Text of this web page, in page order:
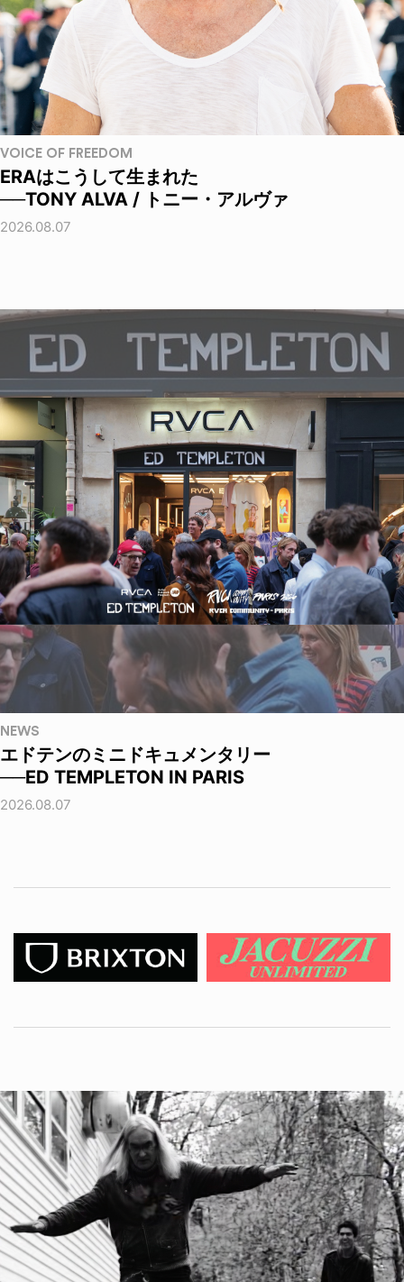
VOICE OF FREEDOM
ERAはこうして生まれた
──TONY ALVA / トニー・アルヴァ
2026.08.07
NEWS
エドテンのミニドキュメンタリー
──ED TEMPLETON IN PARIS
2026.08.07